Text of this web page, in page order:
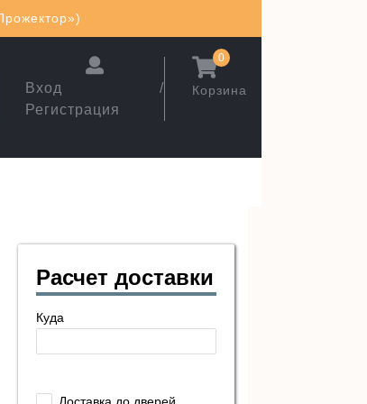
Вход /
Регистрация
Корзина
0
Расчет доставки
Куда